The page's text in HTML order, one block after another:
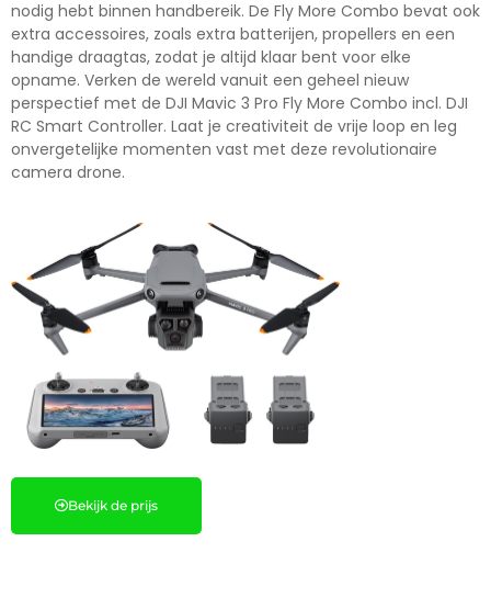
nodig hebt binnen handbereik. De Fly More Combo bevat ook
extra accessoires, zoals extra batterijen, propellers en een
handige draagtas, zodat je altijd klaar bent voor elke
opname. Verken de wereld vanuit een geheel nieuw
perspectief met de DJI Mavic 3 Pro Fly More Combo incl. DJI
RC Smart Controller. Laat je creativiteit de vrije loop en leg
onvergetelijke momenten vast met deze revolutionaire
camera drone.
Bekijk de prijs